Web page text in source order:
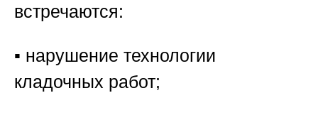
встречаются:
▪️ нарушение технологии
кладочных работ;